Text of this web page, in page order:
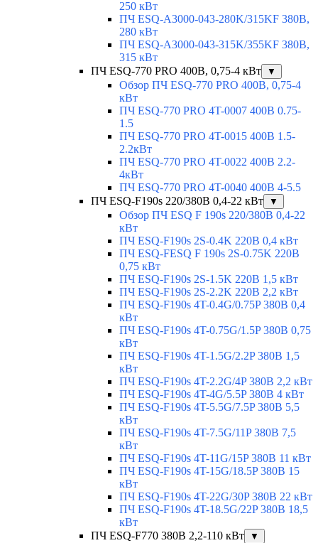
250 кВт
ПЧ ESQ-A3000-043-280K/315KF 380В,
280 кВт
ПЧ ESQ-A3000-043-315K/355KF 380В,
315 кВт
ПЧ ESQ-770 PRO 400В, 0,75-4 кВт
▼
Обзор ПЧ ESQ-770 PRO 400В, 0,75-4
кВт
ПЧ ESQ-770 PRO 4T-0007 400В 0.75-
1.5
ПЧ ESQ-770 PRO 4T-0015 400В 1.5-
2.2кВт
ПЧ ESQ-770 PRO 4T-0022 400В 2.2-
4кВт
ПЧ ESQ-770 PRO 4T-0040 400В 4-5.5
ПЧ ESQ-F190s 220/380В 0,4-22 кВт
▼
Обзор ПЧ ESQ F 190s 220/380В 0,4-22
кВт
ПЧ ESQ-F190s 2S-0.4K 220В 0,4 кВт
ПЧ ESQ-FESQ F 190s 2S-0.75K 220В
0,75 кВт
ПЧ ESQ-F190s 2S-1.5K 220В 1,5 кВт
ПЧ ESQ-F190s 2S-2.2K 220В 2,2 кВт
ПЧ ESQ-F190s 4T-0.4G/0.75P 380В 0,4
кВт
ПЧ ESQ-F190s 4T-0.75G/1.5P 380В 0,75
кВт
ПЧ ESQ-F190s 4T-1.5G/2.2P 380В 1,5
кВт
ПЧ ESQ-F190s 4T-2.2G/4P 380В 2,2 кВт
ПЧ ESQ-F190s 4T-4G/5.5P 380В 4 кВт
ПЧ ESQ-F190s 4T-5.5G/7.5P 380В 5,5
кВт
ПЧ ESQ-F190s 4T-7.5G/11P 380В 7,5
кВт
ПЧ ESQ-F190s 4T-11G/15P 380В 11 кВт
ПЧ ESQ-F190s 4T-15G/18.5P 380В 15
кВт
ПЧ ESQ-F190s 4T-22G/30P 380В 22 кВт
ПЧ ESQ-F190s 4T-18.5G/22P 380В 18,5
кВт
ПЧ ESQ-F770 380В 2,2-110 кВт
▼